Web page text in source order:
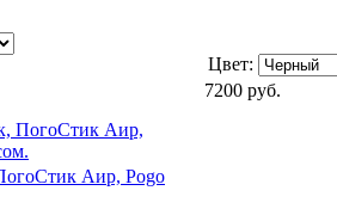
Цвет:
7200 руб.
Аир, Pogo